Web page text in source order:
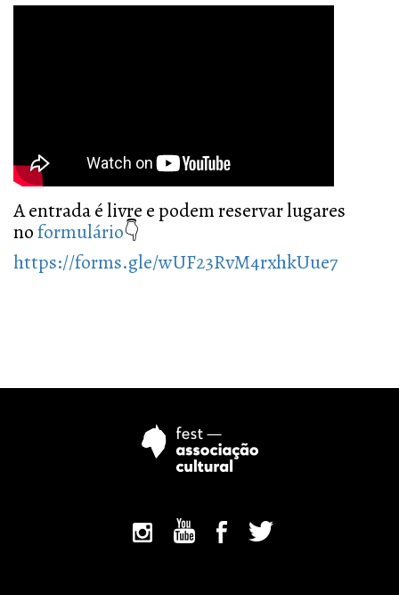
A entrada é livre e podem reservar lugares
noformulário👇
https://forms.gle/wUF23RvM4rxhkUue7